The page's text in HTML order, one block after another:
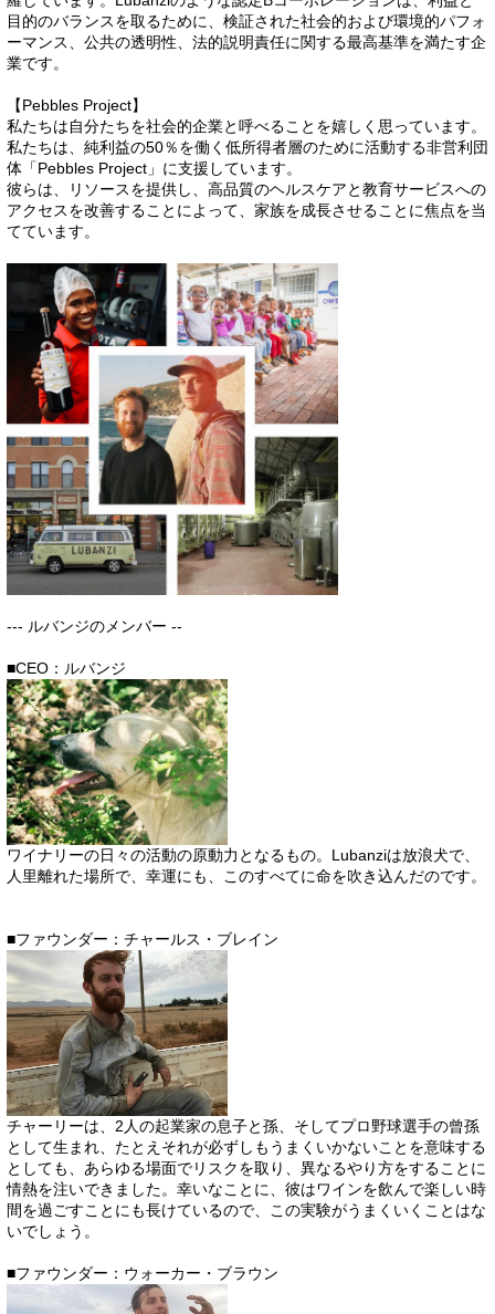
目的のバランスを取るために、検証された社会的および環境的パフォ
ーマンス、公共の透明性、法的説明責任に関する最高基準を満たす企
業です。
【Pebbles Project】
私たちは自分たちを社会的企業と呼べることを嬉しく思っています。
私たちは、純利益の50％を働く低所得者層のために活動する非営利団
体「Pebbles Project」に支援しています。
彼らは、リソースを提供し、高品質のヘルスケアと教育サービスへの
アクセスを改善することによって、家族を成長させることに焦点を当
てています。
--- ルバンジのメンバー --
■CEO：ルバンジ
ワイナリーの日々の活動の原動力となるもの。Lubanziは放浪犬で、
人里離れた場所で、幸運にも、このすべてに命を吹き込んだのです。
■ファウンダー：チャールス・ブレイン
チャーリーは、2人の起業家の息子と孫、そしてプロ野球選手の曾孫
として生まれ、たとえそれが必ずしもうまくいかないことを意味する
としても、あらゆる場面でリスクを取り、異なるやり方をすることに
情熱を注いできました。幸いなことに、彼はワインを飲んで楽しい時
間を過ごすことにも長けているので、この実験がうまくいくことはな
いでしょう。
■ファウンダー：ウォーカー・ブラウン